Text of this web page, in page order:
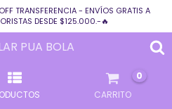
TRANSFERENCIA - ENVÍOS GRATIS A
DESDE $125.000.-🔥
PUA BOLA
CARRITO
0